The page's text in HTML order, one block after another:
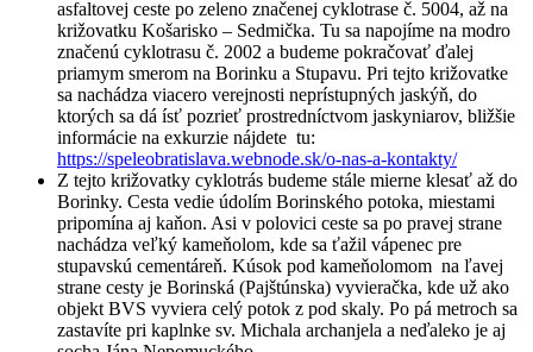
asfaltovej ceste po zeleno značenej cyklotrase č. 5004, až na
križovatku Košarisko – Sedmička. Tu sa napojíme na modro
značenú cyklotrasu č. 2002 a budeme pokračovať ďalej
priamym smerom na Borinku a Stupavu. Pri tejto križovatke
sa nachádza viacero verejnosti neprístupných jaskýň, do
ktorých sa dá ísť pozrieť prostredníctvom jaskyniarov, bližšie
informácie na exkurzie nájdete tu:
https://speleobratislava.webnode.sk/o-nas-a-kontakty/
Z tejto križovatky cyklotrás budeme stále mierne klesať až do
Borinky. Cesta vedie údolím Borinského potoka, miestami
pripomína aj kaňon. Asi v polovici ceste sa po pravej strane
nachádza veľký kameňolom, kde sa ťažil vápenec pre
stupavskú cementáreň. Kúsok pod kameňolomom na ľavej
strane cesty je Borinská (Pajštúnska) vyvieračka, kde už ako
objekt BVS vyviera celý potok z pod skaly. Po pá metroch sa
zastavíte pri kaplnke sv. Michala archanjela a neďaleko je aj